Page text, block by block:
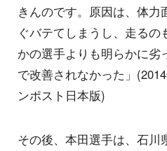
きんのです。原因は、体力
ぐバテてしまうし、走る
かの選手よりも明らかに劣
で改善されなかった」
ンポスト日本版)
その後、本田選手は、石川